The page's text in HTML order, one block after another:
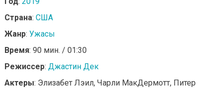
Страна: США
Жанр: Ужасы
Время: 90 мин. / 01:30
Режиссер: Джастин Дек
Актеры: Элизабет Лэил, Чарли МакДермотт, Питер